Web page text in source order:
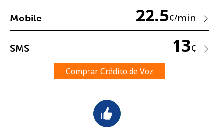
Una letra mayúscula y una minúscula
Un número
Mantente en contacto para recibir nuestras mejores
Mobile 22.5¢/min
SMS 13¢
Comprar Crédito de Voz